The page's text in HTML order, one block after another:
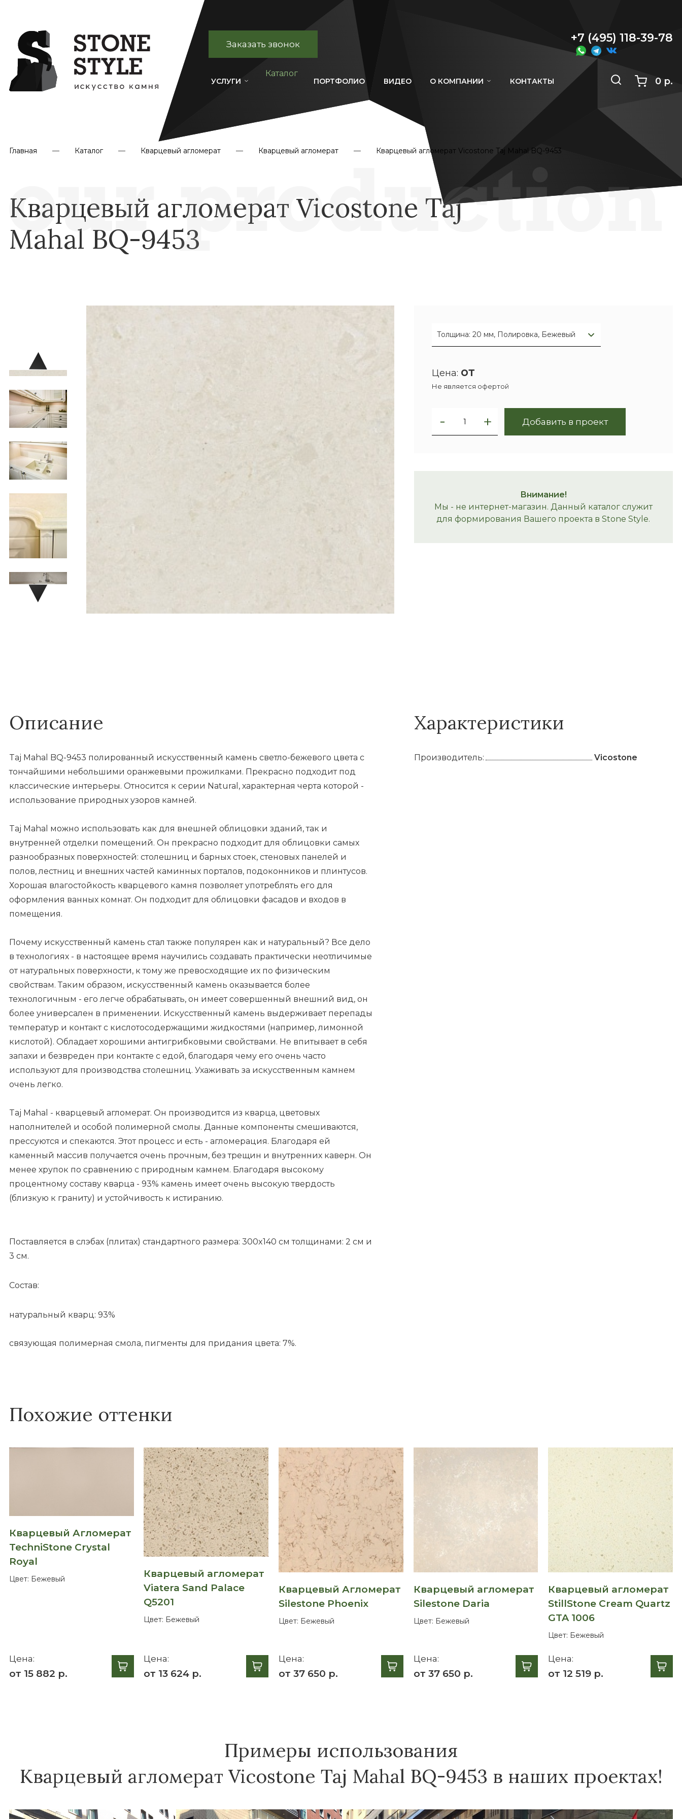
Заказать звонок +7 (495) 118-39-78
УСЛУГИ
Каталог
ПОРТФОЛИО ВИДЕО О КОМПАНИИ КОНТАКТЫ 0 р.
Главная Каталог Кварцевый агломерат Кварцевый агломерат Кварцевый агломерат Vicostone Taj Mahal BQ-9453
Кварцевый агломерат Vicostone Taj
Mahal BQ-9453
Толщина: 20 мм, Полировка, Бежевый
Цена: от
Не является офертой
Добавить в проект
Внимание!
Мы - не интернет-магазин. Данный каталог служит
для формирования Вашего проекта в Stone Style.
Описание
Taj Mahal BQ-9453 полированный искусственный камень светло-бежевого цвета с
тончайшими небольшими оранжевыми прожилками. Прекрасно подходит под
классические интерьеры. Относится к серии Natural, характерная черта которой -
использование природных узоров камней.
Taj Mahal можно использовать как для внешней облицовки зданий, так и
внутренней отделки помещений. Он прекрасно подходит для облицовки самых
разнообразных поверхностей: столешниц и барных стоек, стеновых панелей и
полов, лестниц и внешних частей каминных порталов, подоконников и плинтусов.
Хорошая влагостойкость кварцевого камня позволяет употреблять его для
оформления ванных комнат. Он подходит для облицовки фасадов и входов в
помещения.
Почему искусственный камень стал также популярен как и натуральный? Все дело
в технологиях - в настоящее время научились создавать практически неотличимые
от натуральных поверхности, к тому же превосходящие их по физическим
свойствам. Таким образом, искусственный камень оказывается более
технологичным - его легче обрабатывать, он имеет совершенный внешний вид, он
более универсален в применении. Искусственный камень выдерживает перепады
температур и контакт с кислотосодержащими жидкостями (например, лимонной
кислотой). Обладает хорошими антигрибковыми свойствами. Не впитывает в себя
запахи и безвреден при контакте с едой, благодаря чему его очень часто
используют для производства столешниц. Ухаживать за искусственным камнем
очень легко.
Taj Mahal - кварцевый агломерат. Он производится из кварца, цветовых
наполнителей и особой полимерной смолы. Данные компоненты смешиваются,
прессуются и спекаются. Этот процесс и есть - агломерация. Благодаря ей
каменный массив получается очень прочным, без трещин и внутренних каверн. Он
менее хрупок по сравнению с природным камнем. Благодаря высокому
процентному составу кварца - 93% камень имеет очень высокую твердость
(близкую к граниту) и устойчивость к истиранию.
Поставляется в слэбах (плитах) стандартного размера: 300x140 cм толщинами: 2 см и
3 см.
Состав:
натуральный кварц: 93%
связующая полимерная смола, пигменты для придания цвета: 7%.
Характеристики
Производитель: Vicostone
Похожие оттенки
Кварцевый Агломерат
TechniStone Crystal
Royal
Цвет: Бежевый
Цена:
от 15 882 р.
Кварцевый агломерат
Viatera Sand Palace
Q5201
Цвет: Бежевый
Цена:
от 13 624 р.
Кварцевый Агломерат
Silestone Phoenix
Цвет: Бежевый
Цена:
от 37 650 р.
Кварцевый агломерат
Silestone Daria
Цвет: Бежевый
Цена:
от 37 650 р.
Кварцевый агломерат
StillStone Cream Quartz
GTA 1006
Цвет: Бежевый
Цена:
от 12 519 р.
Примеры использования
Кварцевый агломерат Vicostone Taj Mahal BQ-9453 в наших проектах!